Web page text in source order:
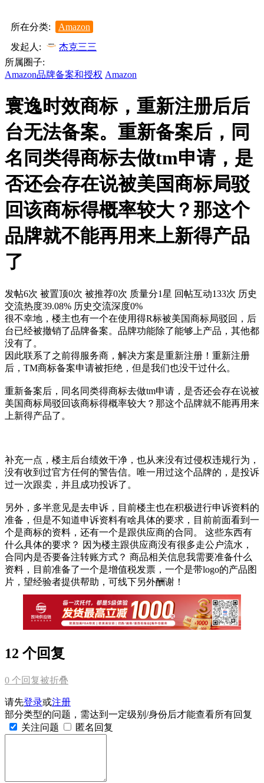
所在分类:
Amazon
发起人:
杰克三三
所属圈子:
Amazon品牌备案和授权 Amazon
寰逸时效商标，重新注册后后
台无法备案。重新备案后，同
名同类得商标去做tm申请，是
否还会存在说被美国商标局驳
回该商标得概率较大？那这个
品牌就不能再用来上新得产品
了
发帖6次 被置顶0次 被推荐0次 质量分1星 回帖互动133次 历史
交流热度39.08% 历史交流深度0%
很不幸地，楼主也有一个在使用得R标被美国商标局驳回，后
台已经被撤销了品牌备案。品牌功能除了能够上产品，其他都
没有了。
因此联系了之前得服务商，解决方案是重新注册！重新注册
后，TM商标备案申请被拒绝，但是我们也没干过什么。
重新备案后，同名同类得商标去做tm申请，是否还会存在说被
美国商标局驳回该商标得概率较大？那这个品牌就不能再用来
上新得产品了。
补充一点，楼主后台绩效干净，也从来没有过侵权违规行为，
没有收到过官方任何的警告信。唯一用过这个品牌的，是投诉
过一次跟卖，并且成功投诉了。
另外，多半意见是去申诉，目前楼主也在积极进行申诉资料的
准备，但是不知道申诉资料有啥具体的要求，目前前面看到一
个是商标的资料，还有一个是跟供应商的合同。 这些东西有
什么具体的要求？ 因为楼主跟供应商没有很多走公户流水，
合同内是否要备注转账方式？ 商品相关信息我需要准备什么
资料，目前准备了一个是增值税发票，一个是带logo的产品图
片，望经验者提供帮助，可线下另外酬谢！
12 个回复
0 个回复被折叠
请先登录或注册
部分类型的问题，需达到一定级别/身份后才能查看所有回复
关注问题
匿名回复